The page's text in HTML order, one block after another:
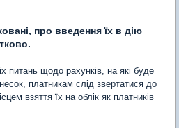
про введення їх в дію
питань щодо рахунків, на які буде
платникам слід звертатися до
взяття їх на облік як платників